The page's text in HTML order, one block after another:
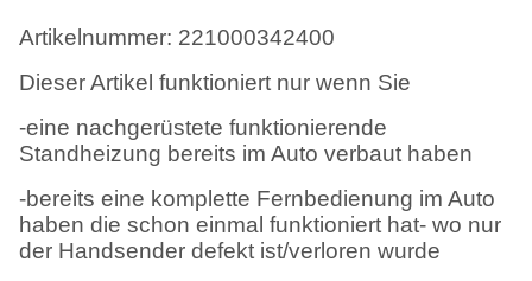
Artikelnummer: 221000342400
Dieser Artikel funktioniert nur wenn Sie
-eine nachgerüstete funktionierende
Standheizung bereits im Auto verbaut haben
-bereits eine komplette Fernbedienung im Auto
haben die schon einmal funktioniert hat- wo nur
der Handsender defekt ist/verloren wurde